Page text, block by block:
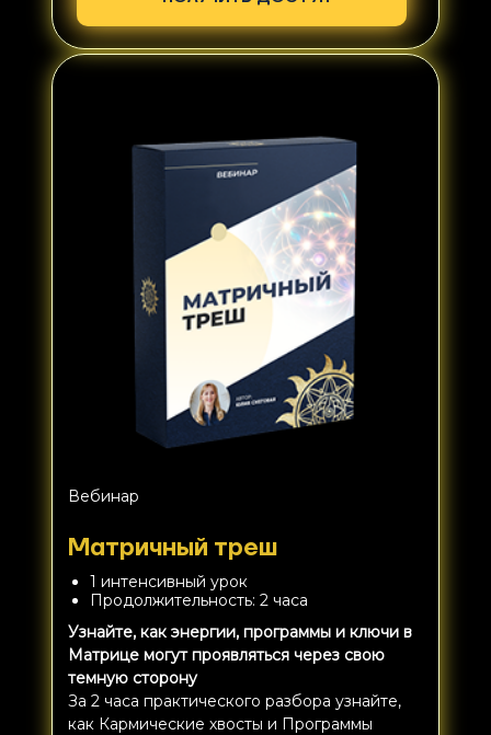
Вебинар
Матричный треш
1 интенсивный урок
Продолжительность: 2 часа
Узнайте, как энергии, программы и ключи в
Матрице могут проявляться через свою
темную сторону
За 2 часа практического разбора узнайте,
как Кармические хвосты и Программы